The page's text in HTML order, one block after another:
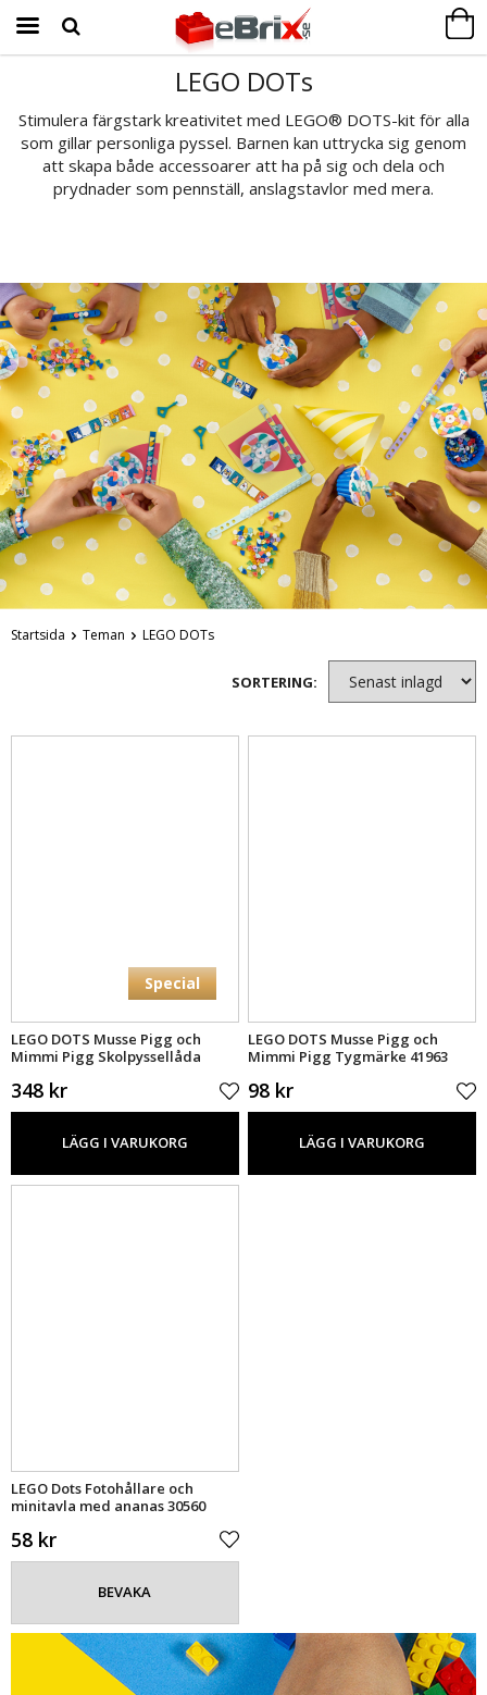
LEGO DOTs
Stimulera färgstark kreativitet med LEGO® DOTS-kit för alla
som gillar personliga pyssel. Barnen kan uttrycka sig genom
att skapa både accessoarer att ha på sig och dela och
prydnader som pennställ, anslagstavlor med mera.
Startsida Teman LEGO DOTs
SORTERING:
Special
LEGO DOTS Musse Pigg och
Mimmi Pigg Skolpyssellåda
348 kr
LÄGG I VARUKORG
LEGO DOTS Musse Pigg och
Mimmi Pigg Tygmärke 41963
98 kr
LÄGG I VARUKORG
LEGO Dots Fotohållare och
minitavla med ananas 30560
58 kr
BEVAKA